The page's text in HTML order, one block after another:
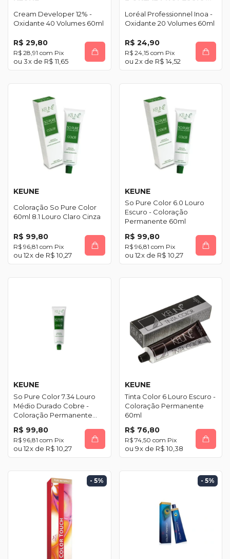
Cream Developer 12% -
Oxidante 40 Volumes 60ml
R$ 29,80
R$ 28,91 com Pix
3x de R$ 11,65
Loréal Professionnel Inoa -
Oxidante 20 Volumes 60ml
R$ 24,90
R$ 24,15 com Pix
2x de R$ 14,52
KEUNE
Coloração So Pure Color
60ml 8.1 Louro Claro Cinza
R$ 99,80
R$ 96,81 com Pix
12x de R$ 10,27
KEUNE
So Pure Color 6.0 Louro
Escuro - Coloração
Permanente 60ml
R$ 99,80
R$ 96,81 com Pix
12x de R$ 10,27
KEUNE
So Pure Color 7.34 Louro
Médio Durado Cobre -
Coloração Permanente
R$ 99,80
R$ 96,81 com Pix
12x de R$ 10,27
KEUNE
Tinta Color 6 Louro Escuro -
Coloração Permanente
60ml
R$ 76,80
R$ 74,50 com Pix
9x de R$ 10,38
- 5% - 5%